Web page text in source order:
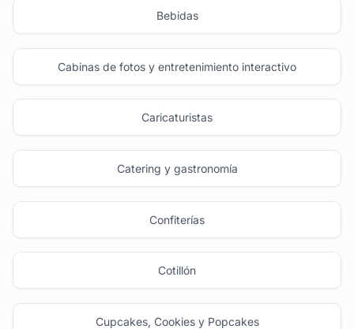
Bebidas
Cabinas de fotos y entretenimiento interactivo
Caricaturistas
Catering y gastronomía
Confiterías
Cotillón
Cupcakes, Cookies y Popcakes